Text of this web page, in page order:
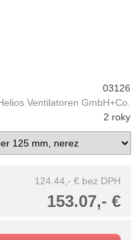
03126
Ventilatoren GmbH+Co.
2 roky
124.44,- € bez DPH
153.07,- €